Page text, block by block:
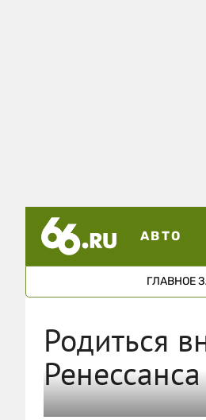
АВТО
ГЛАВНОЕ
Родиться